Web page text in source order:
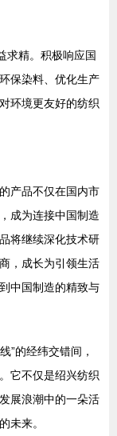
求精。积极响应国
保染料、优化生产
环境更友好的纺织
产品不仅在国内市
成为连接中国制造
将继续深化技术研
，成长为引领生活
中国制造的精致与
”的经纬交错间，
它不仅是绍兴纺织
展浪潮中的一朵活
未来。